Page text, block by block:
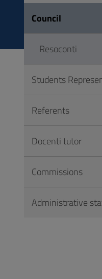
Footer
Council
Resoconti
Students
Referents
Docenti tutor
Commissions
Administrative